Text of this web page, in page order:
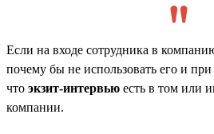
Если на входе сотрудника в
почему бы не использовать его и
что экзит-интервью есть в том или
компании.